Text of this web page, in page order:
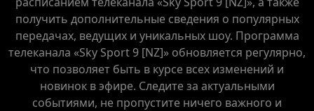
получить дополнительные сведения о популярных
передачах, ведущих и уникальных шоу. Программа
телеканала «Sky Sport 9 [NZ]» обновляется регулярно,
что позволяет быть в курсе всех изменений и
новинок в эфире. Следите за актуальными
событиями, не пропустите ничего важного и